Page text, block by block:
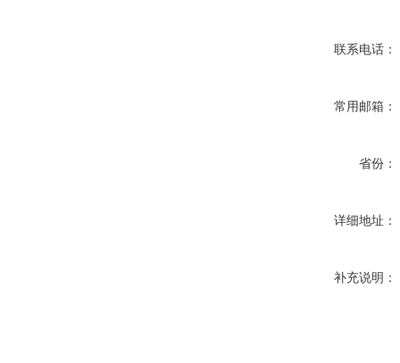
联系电话：
常用邮箱：
省份：
详细地址：
补充说明：